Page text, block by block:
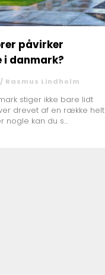
påvirker
i danmark?
Rasmus Lindholm
stiger ikke bare lidt
drevet af en række helt
nogle kan du s...